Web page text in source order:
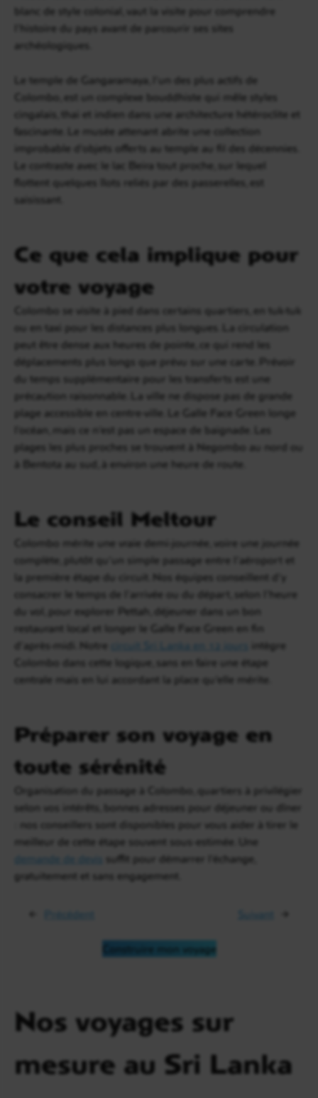
blanc de style colonial, vaut la visite pour comprendre
l’histoire du pays avant de parcourir ses sites
archéologiques.
Le temple de Gangaramaya, l’un des plus actifs de
Colombo, est un complexe bouddhiste qui mêle styles
cingalais, thaï et indien dans une architecture hétéroclite et
fascinante. Le musée attenant abrite une collection
improbable d’objets offerts au temple au fil des décennies.
Le contraste avec le lac Beira tout proche, sur lequel
flottent quelques îlots reliés par des passerelles, est
saisissant.
Ce que cela implique pour
votre voyage
Colombo se visite à pied dans certains quartiers, en tuk-tuk
ou en taxi pour les distances plus longues. La circulation
peut être dense aux heures de pointe, ce qui rend les
déplacements plus longs que prévu sur une carte. Prévoir
du temps supplémentaire pour les transferts est une
précaution raisonnable. La ville ne dispose pas de grande
plage accessible en centre-ville. Le Galle Face Green longe
l’océan, mais ce n’est pas un espace de baignade. Les
plages les plus proches se trouvent à Negombo au nord ou
à Bentota au sud, à environ une heure de route.
Le conseil Meltour
Colombo mérite une vraie demi-journée, voire une journée
complète, plutôt qu’un simple passage entre l’aéroport et
la première étape du circuit. Nos équipes conseillent d’y
consacrer le temps de l’arrivée ou du départ, selon l’heure
du vol, pour explorer Pettah, déjeuner dans un bon
restaurant local et longer le Galle Face Green en fin
d’après-midi. Notre
circuit Sri Lanka en 12 jours
intègre
Colombo dans cette logique, sans en faire une étape
centrale mais en lui accordant la place qu’elle mérite.
Préparer son voyage en
toute sérénité
Organisation du passage à Colombo, quartiers à privilégier
selon vos intérêts, bonnes adresses pour déjeuner ou dîner
: nos conseillers sont disponibles pour vous aider à tirer le
meilleur de cette étape souvent sous-estimée. Une
demande de devis
suffit pour démarrer l’échange,
gratuitement et sans engagement.
← Suivant →
Construire mon voyage
Nos voyages sur
mesure au Sri Lanka